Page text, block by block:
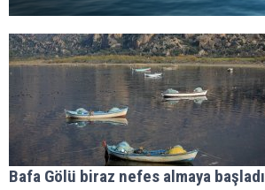
Bafa Gölü biraz nefes almaya başladı